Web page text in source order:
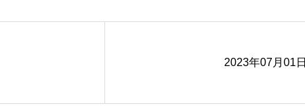
2023年07月01日